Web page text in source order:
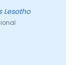
Lesotho